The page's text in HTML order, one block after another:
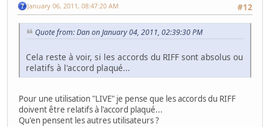
#12
January 06, 2011, 08:47:20 AM
Quote from: Dan on January 04, 2011, 02:39:30 PM
Cela reste à voir, si les accords du RIFF sont absolus ou
relatifs à l'accord plaqué...
Pour une utilisation "LIVE" je pense que les accords du RIFF
doivent être relatifs à l'accord plaqué...
Qu'en pensent les autres utilisateurs ?